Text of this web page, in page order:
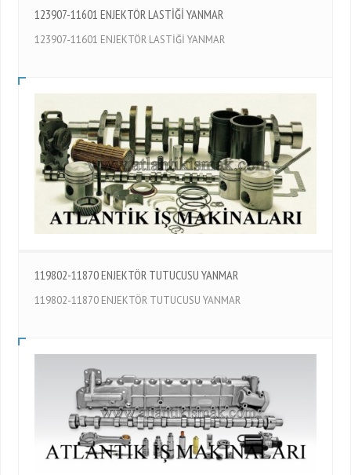
123907-11601 ENJEKTÖR LASTİĞİ YANMAR
123907-11601 ENJEKTÖR LASTİĞİ YANMAR
119802-11870 ENJEKTÖR TUTUCUSU YANMAR
119802-11870 ENJEKTÖR TUTUCUSU YANMAR